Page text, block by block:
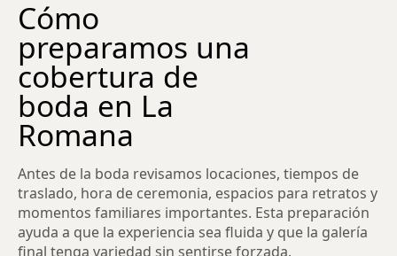
Cómo
preparamos una
cobertura de
boda en La
Romana
Antes de la boda revisamos locaciones, tiempos de
traslado, hora de ceremonia, espacios para retratos y
momentos familiares importantes. Esta preparación
ayuda a que la experiencia sea fluida y que la galería
final tenga variedad sin sentirse forzada.